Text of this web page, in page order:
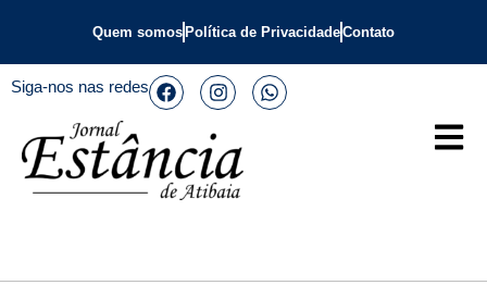
Quem somos Política de PrivacidadeContato
Siga-nos nas redes